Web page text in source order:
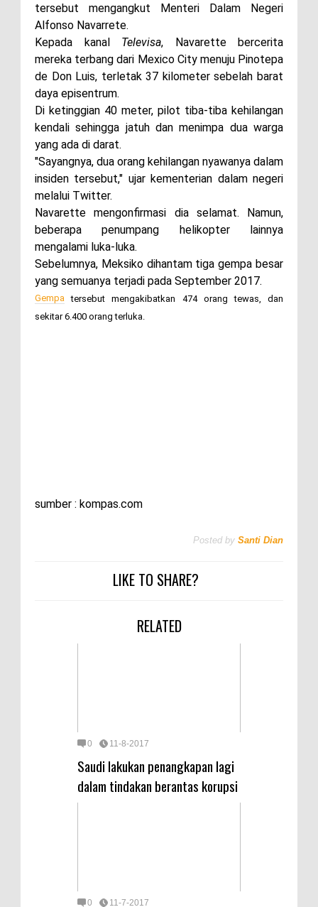
tersebut mengangkut Menteri Dalam Negeri
Alfonso Navarrete.
Kepada kanal Televisa, Navarette bercerita
mereka terbang dari Mexico City menuju Pinotepa
de Don Luis, terletak 37 kilometer sebelah barat
daya episentrum.
Di ketinggian 40 meter, pilot tiba-tiba kehilangan
kendali sehingga jatuh dan menimpa dua warga
yang ada di darat.
"Sayangnya, dua orang kehilangan nyawanya dalam
insiden tersebut," ujar kementerian dalam negeri
melalui Twitter.
Navarette mengonfirmasi dia selamat. Namun,
beberapa penumpang helikopter lainnya
mengalami luka-luka.
Sebelumnya, Meksiko dihantam tiga gempa besar
yang semuanya terjadi pada September 2017.
Gempa tersebut mengakibatkan 474 orang tewas, dan
sekitar 6.400 orang terluka.
sumber : kompas.com
Posted by Santi Dian
LIKE TO SHARE?
RELATED
0 11-8-2017
Saudi lakukan penangkapan lagi
dalam tindakan berantas korupsi
0 11-7-2017